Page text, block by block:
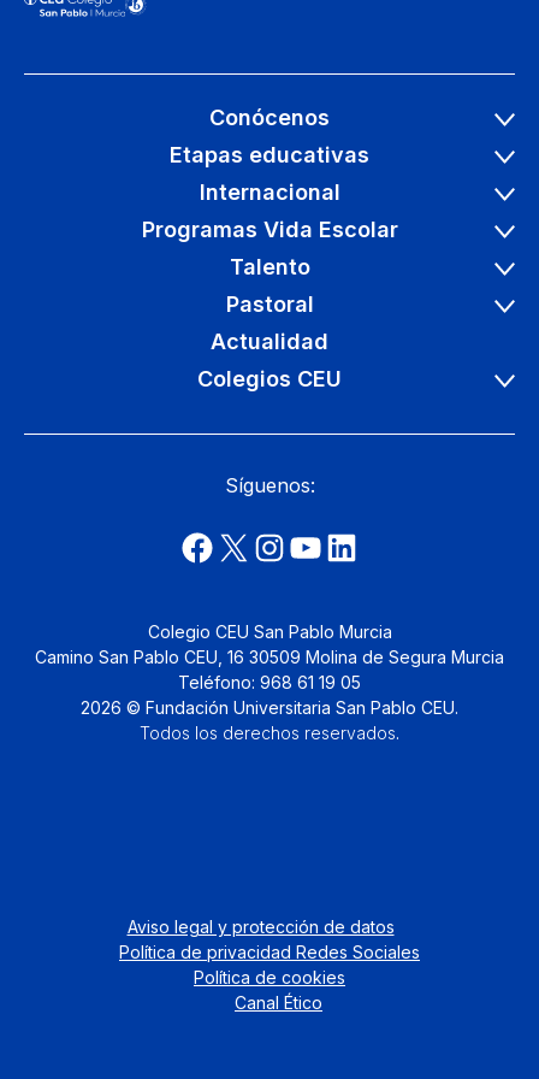
Conócenos
Etapas educativas
Internacional
Programas Vida Escolar
Talento
Pastoral
Actualidad
Colegios CEU
Síguenos:
Colegio CEU San Pablo Murcia
Camino San Pablo CEU, 16 30509 Molina de Segura Murcia
Teléfono: 968 61 19 05
2026 © Fundación Universitaria San Pablo CEU.
Todos los derechos reservados.
Aviso legal y protección de datos
Política de privacidad Redes Sociales
Política de cookies
Canal Ético